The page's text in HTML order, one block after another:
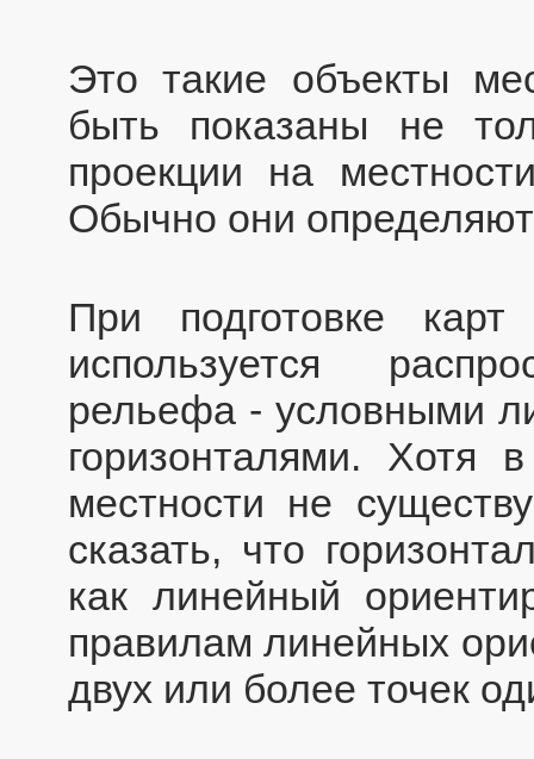
Это такие объекты
быть показаны не
проекции на
Обычно они
При подготовке карт
используется
рельефа - условными
горизонталями. Хотя
местности не
сказать, что
как линейный
правилам линейных
двух или более точек